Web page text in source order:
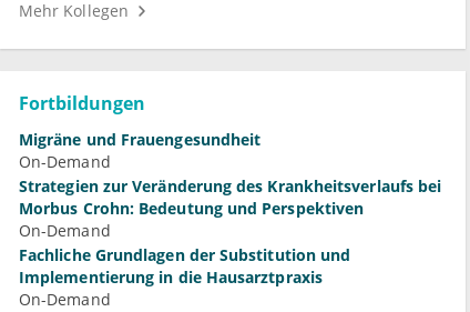
Mehr Kollegen
Fortbildungen
Migräne und Frauengesundheit
On-Demand
Strategien zur Veränderung des Krankheitsverlaufs bei
Morbus Crohn: Bedeutung und Perspektiven
On-Demand
Fachliche Grundlagen der Substitution und
Implementierung in die Hausarztpraxis
On-Demand